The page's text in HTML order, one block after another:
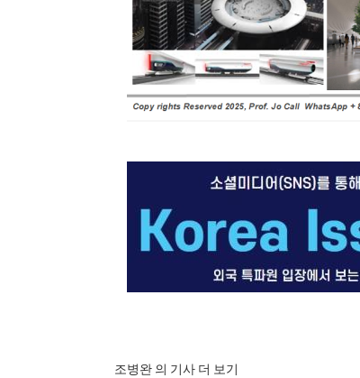
조병완 의 기사 더 보기